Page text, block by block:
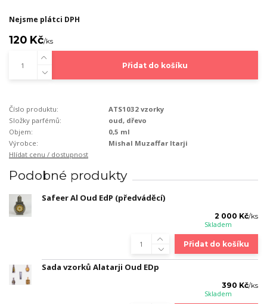
Nejsme plátci DPH
120 Kč/ks
Přidat do košíku
Číslo produktu:
ATS1032 vzorky
Složky parfémů:
oud, dřevo
Objem:
0,5 ml
Výrobce:
Mishal Muzaffar Itarji
Hlídat cenu / dostupnost
Podobné produkty
Safeer Al Oud EdP (předváděcí)
2 000 Kč/ks
Skladem
Přidat do košíku
Sada vzorků Alatarji Oud EDp
390 Kč/ks
Skladem